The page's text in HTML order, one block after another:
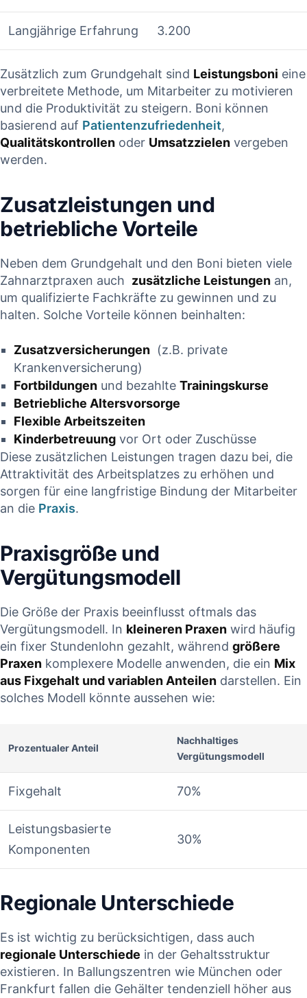
Langjährige ⁤Erfahrung 3.200
Zusätzlich zum Grundgehalt sind Leistungsboni eine
verbreitete‍ Methode, um Mitarbeiter zu motivieren
und die Produktivität zu steigern. Boni können
‍basierend ‌auf​ Patientenzufriedenheit,
Qualitätskontrollen oder‌ Umsatzzielen vergeben
werden.
Zusatzleistungen und
betriebliche Vorteile
Neben ⁢dem ‌Grundgehalt ‍und den Boni‌ bieten viele ​
Zahnarztpraxen‌ auch ​ zusätzliche⁢ Leistungen an,
um qualifizierte Fachkräfte ⁢zu gewinnen und zu​
halten. ​Solche‍ Vorteile⁣ können beinhalten:
Zusatzversicherungen ​ (z.B. private
Krankenversicherung)
Fortbildungen und bezahlte Trainingskurse
Betriebliche ⁣Altersvorsorge
Flexible Arbeitszeiten
Kinderbetreuung vor ⁣Ort oder Zuschüsse
Diese zusätzlichen Leistungen tragen ​dazu bei,⁣ die
Attraktivität des⁣ Arbeitsplatzes zu erhöhen und
sorgen für eine langfristige Bindung der Mitarbeiter​
an die Praxis.
Praxisgröße und
Vergütungsmodell
Die ​Größe der Praxis beeinflusst oftmals das⁣
Vergütungsmodell. In kleineren ‌Praxen wird häufig
ein ⁢fixer Stundenlohn gezahlt, während größere⁢
Praxen komplexere Modelle anwenden, die ein Mix
aus⁤ Fixgehalt und variablen Anteilen darstellen. Ein
solches Modell könnte aussehen wie:
Prozentualer Anteil
Nachhaltiges
Vergütungsmodell
Fixgehalt 70%
Leistungsbasierte⁤
Komponenten
30%
Regionale Unterschiede
Es ist wichtig zu berücksichtigen, ​dass auch
regionale Unterschiede in der Gehaltsstruktur
existieren. In Ballungszentren wie München‍ oder‌
Frankfurt fallen⁢ die⁢ Gehälter tendenziell höher aus